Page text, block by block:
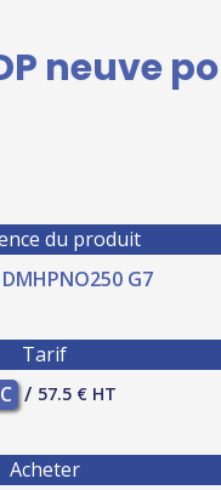
neuve
du produit
G7
Tarif
/ 57.5 € HT
Acheter